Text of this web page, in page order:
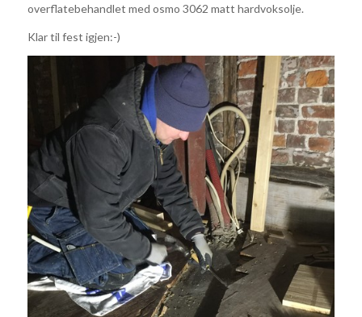
overflatebehandlet med osmo 3062 matt hardvoksolje.
Klar til fest igjen:-)